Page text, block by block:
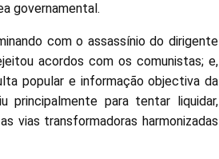
governamental.
com o assassínio do dirigente
acordos com os comunistas; e,
popular e informação objectiva da
principalmente para tentar liquidar,
vias transformadoras harmonizadas